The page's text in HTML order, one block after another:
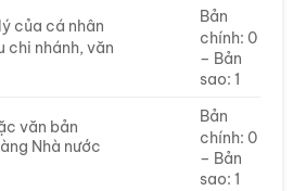
của cá nhân
chi nhánh, văn
Bản
chính: 0
– Bản
sao: 1
văn bản
Nhà nước
Bản
chính: 0
– Bản
sao: 1